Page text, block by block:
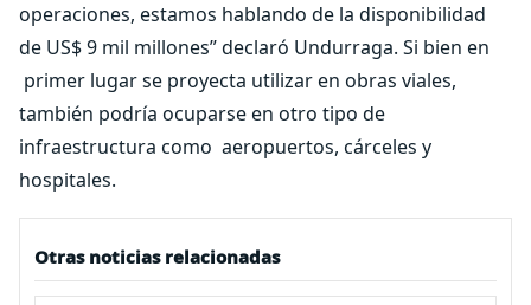
operaciones, estamos hablando de la disponibilidad
de US$ 9 mil millones” declaró Undurraga. Si bien en
primer lugar se proyecta utilizar en obras viales,
también podría ocuparse en otro tipo de
infraestructura como aeropuertos, cárceles y
hospitales.
Otras noticias relacionadas